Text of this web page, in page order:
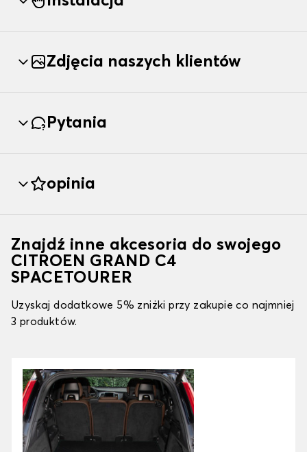
Zdjęcia naszych klientów
Pytania
opinia
Znajdź inne akcesoria do swojego
CITROEN GRAND C4
SPACETOURER
Uzyskaj dodatkowe 5% zniżki przy zakupie co najmniej
3 produktów.